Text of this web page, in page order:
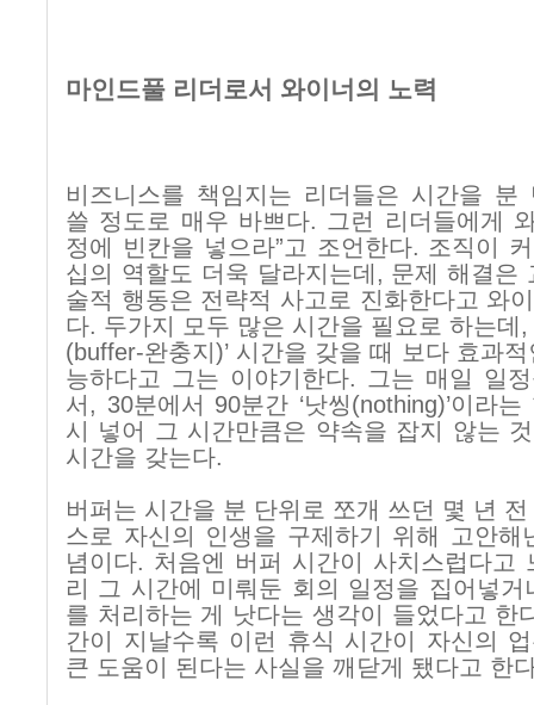
마인드풀 리더로서 와이너의 노력
비즈니스를 책임지는 리더들은 시간을 분
쓸 정도로 매우 바쁘다. 그런 리더들에게
정에 빈칸을 넣으라”고 조언한다. 조직이
십의 역할도 더욱 달라지는데 , 문제 해결은
술적 행동은 전략적 사고로 진화한다고 와
다. 두가지 모두 많은 시간을 필요로 하는데 ,
(buffer-완충지 )’ 시간을 갖을 때 보다 효과
능하다고 그는 이야기한다.
그는 매일 일
서 , 30분에서 90분간 ‘낫씽(nothing)’이라
시 넣어 그 시간만큼은 약속을 잡지 않는
시간을 갖는다.
버퍼는 시간을 분 단위로 쪼개 쓰던 몇 년
스로 자신의 인생을 구제하기 위해 고안해
념이다. 처음엔 버퍼 시간이 사치스럽다고
리 그 시간에 미뤄둔 회의 일정을 집어넣거
를 처리하는 게 낫다는 생각이 들었다고 한
간이 지날수록 이런 휴식 시간이 자신의
큰 도움이 된다는 사실을 깨닫게 됐다고 한